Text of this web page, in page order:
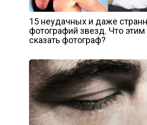
15 неудачных и даже
фотографий звезд. Что этим
сказать фотограф?